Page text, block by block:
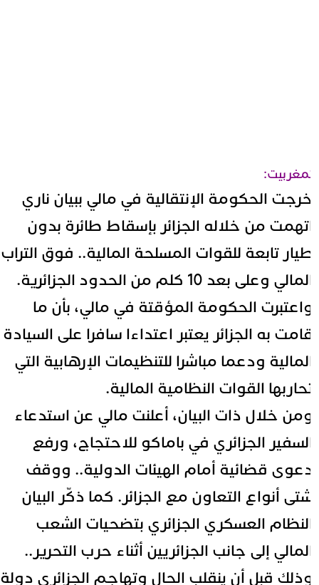
الحكومة الإنتقالية في مالي ببيان ناري
من خلاله الجزائر بإسقاط طائرة بدون
تابعة للقوات المسلحة المالية.. فوق التراب
المالي وعلى بعد 10 كلم من الحدود الجزائرية.
الحكومة المؤقتة في مالي، بأن ما
به الجزائر يعتبر اعتداءا سافرا على السيادة
ودعما مباشرا للتنظيمات الإرهابية التي
القوات النظامية المالية.
خلال ذات البيان، أعلنت مالي عن استدعاء
الجزائري في باماكو للاحتجاج، ورفع
قضائية أمام الهيئات الدولية.. ووقف
أنواع التعاون مع الجزائر. كما ذكّر البيان
العسكري الجزائري بتضحيات الشعب
إلى جانب الجزائريين أثناء حرب التحرير..
قبل أن ينقلب الحال وتهاجم الجزائري دولة